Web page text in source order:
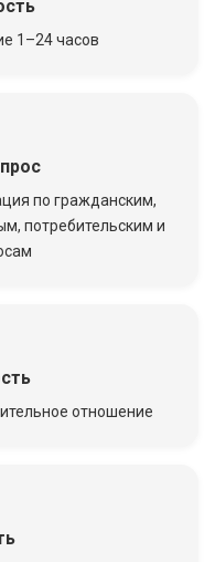
1–24 часов
по гражданским,
потребительским и
отношение